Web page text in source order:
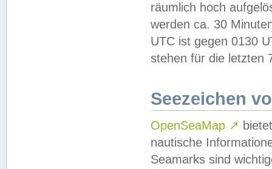
räumlich hoch
werden ca. 30
UTC ist gegen 0130
stehen für die letzten
Seezeichen
OpenSeaMap ↗
nautische
Seamarks sind